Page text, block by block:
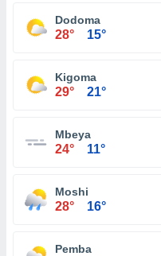
Dodoma
28° 15°
Kigoma
29° 21°
Mbeya
24° 11°
Moshi
28° 16°
Pemba